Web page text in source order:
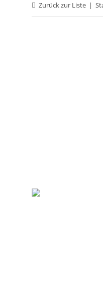
Zurück zur Liste